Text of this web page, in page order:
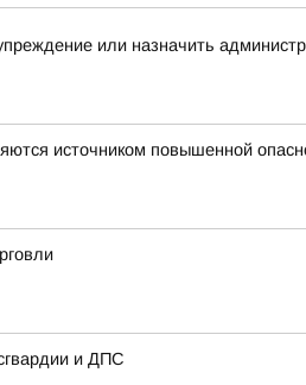
или назначить
источником повышенной
и ДПС